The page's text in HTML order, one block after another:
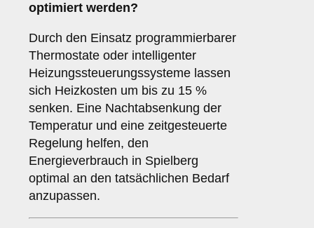
optimiert werden?
Durch den Einsatz programmierbarer
Thermostate oder intelligenter
Heizungssteuerungssysteme lassen
sich Heizkosten um bis zu 15 %
senken. Eine Nachtabsenkung der
Temperatur und eine zeitgesteuerte
Regelung helfen, den
Energieverbrauch in Spielberg
optimal an den tatsächlichen Bedarf
anzupassen.